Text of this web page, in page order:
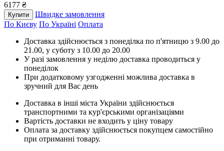
6177 ₴
Купити
Швидке замовлення
По Києву По Україні Оплата
Доставка здійснюється з понеділка по п'ятницю з 9.00 до
21.00, у суботу з 10.00 до 20.00
У разі замовлення у неділю доставка проводиться у
понеділок
При додатковому узгодженні можлива доставка в
зручний для Вас день
Доставка в інші міста України здійснюється
транспортними та кур'єрськими організаціями
Вартість доставки не входить у ціну товару
Оплата за доставку здійснюється покупцем самостійно
при отриманні товару.